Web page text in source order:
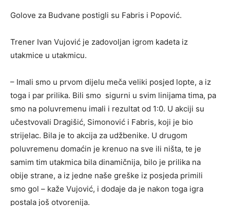
Golove za Budvane postigli su Fabris i Popović.
Trener Ivan Vujović je zadovoljan igrom kadeta iz
utakmice u utakmicu.
– Imali smo u prvom dijelu meča veliki posjed lopte, a iz
toga i par prilika. Bili smo sigurni u svim linijama tima, pa
smo na poluvremenu imali i rezultat od 1:0. U akciji su
učestvovali Dragišić, Simonović i Fabris, koji je bio
strijelac. Bila je to akcija za udžbenike. U drugom
poluvremenu domaćin je krenuo na sve ili ništa, te je
samim tim utakmica bila dinamičnija, bilo je prilika na
obije strane, a iz jedne naše greške iz posjeda primili
smo gol – kaže Vujović, i dodaje da je nakon toga igra
postala još otvorenija.